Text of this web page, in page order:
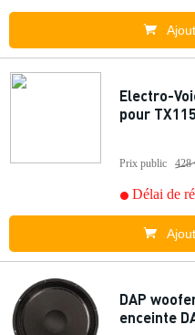
Electro-
pour
Prix public 428
Délai de
DAP
enceinte